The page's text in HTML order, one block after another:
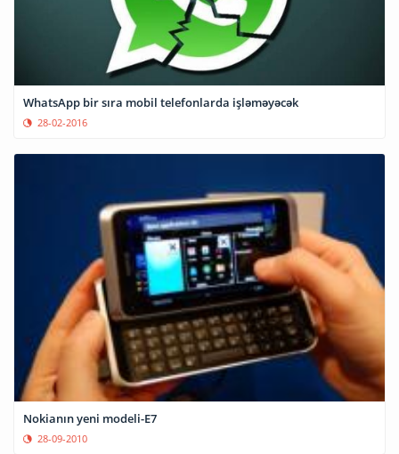
WhatsApp bir sıra mobil telefonlarda işləməyəcək
28-02-2016
Nokianın yeni modeli-E7
28-09-2010